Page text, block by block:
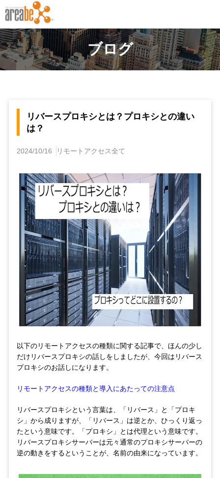
ブログ
リバースプロキシとは？プロキシとの違い
は？
2024/10/16 リモートアクセス全て
以下のリモートアクセスの種類に関する記事で、ほんの少し
だけリバースプロキシの話しをしましたが、今回はリバース
プロキシのお話しになります。
リモートアクセスの種類と導入にあたっての注意点
リバースプロキシという言葉は、「リバース」と「プロキ
シ」から成りますが、「リバース」は逆とか、ひっくり返っ
たという意味です。「プロキシ」とは代理という意味です。
リバースプロキシサーバーは元々通常のプロキシサーバーの
逆の動きをするということが、名前の由来になっています。